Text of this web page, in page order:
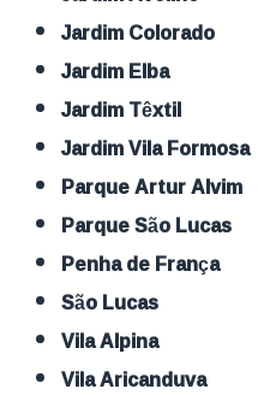
Jardim Colorado
Jardim Elba
Jardim Têxtil
Jardim Vila Formosa
Parque Artur Alvim
Parque São Lucas
Penha de França
São Lucas
Vila Alpina
Vila Aricanduva